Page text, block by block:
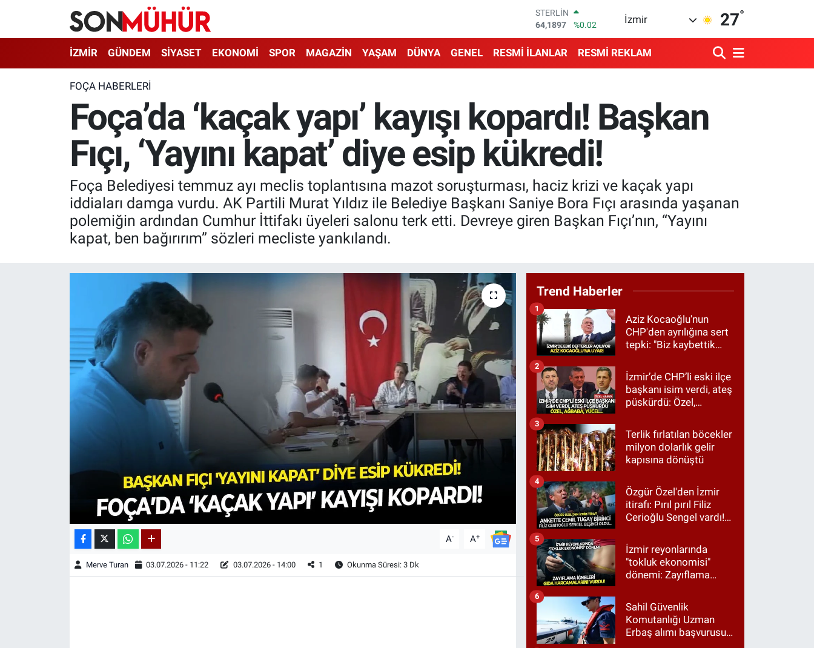
GRAM ALTIN
6574.81
%1.44
BİST100
13.887
%64
EURO
55,0265
%0.01
İzmir 27°
İZMİR GÜNDEM SİYASET EKONOMİ SPOR MAGAZİN YAŞAM DÜNYA GENEL RESMİ İLANLAR RESMİ REKLAM
FOÇA HABERLERI
Foça’da ‘kaçak yapı’ kayışı kopardı! Başkan
Fıçı, ‘Yayını kapat’ diye esip kükredi!
Foça Belediyesi temmuz ayı meclis toplantısına mazot soruşturması, haciz krizi ve kaçak yapı
iddiaları damga vurdu. AK Partili Murat Yıldız ile Belediye Başkanı Saniye Bora Fıçı arasında yaşanan
polemiğin ardından Cumhur İttifakı üyeleri salonu terk etti. Devreye giren Başkan Fıçı’nın, “Yayını
kapat, ben bağırırım” sözleri mecliste yankılandı.
A- A+
Merve Turan 03.07.2026 - 11:22 03.07.2026 - 14:00 1 Okunma Süresi: 3 Dk
Trend Haberler
Aziz Kocaoğlu'nun
CHP'den ayrılığına sert
tepki: "Biz kaybettik
etmedik"
1
İzmir’de CHP’li eski ilçe
başkanı isim verdi, ateş
püskürdü: Özel,
2
Terlik fırlatılan böcekler
milyon dolarlık gelir
kapısına dönüştü
3
Özgür Özel'den İzmir
itirafı: Pırıl pırıl Filiz
Cerioğlu Sengel vardı!
Tugay birinci çıktı
4
İzmir reyonlarında
"tokluk ekonomisi"
dönemi: Zayıflama
harcamalarını vurdu!
5
Sahil Güvenlik
Komutanlığı Uzman
Erbaş alımı başvurusu
6
İzmir Nöbetçi Eczaneler
İzmir Namaz Vakitleri
İzmir Trafik Yoğunluk Haritası
Süper Lig Puan Durumu ve Fikstür
Tüm Manşetler
Son Dakika Haberleri